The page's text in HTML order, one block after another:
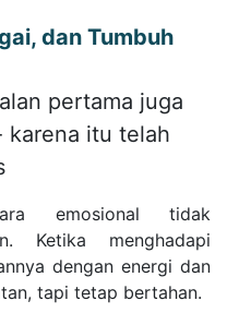
dan Tumbuh
pertama juga
karena itu telah
emosional tidak
Ketika menghadapi
dengan energi dan
tapi tetap bertahan.